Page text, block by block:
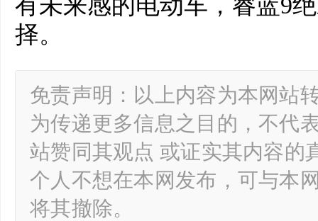
有未来感的电动车，睿蓝9
择。
免责声明：以上内容为本网站
为传递更多信息之目的，不代
站赞同其观点 或证实其内容的
个人不想在本网发布，可与本
将其撤除。